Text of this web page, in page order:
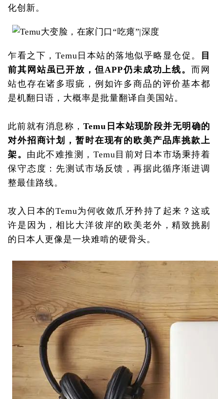
化创新。
乍看之下，Temu日本站的落地似乎略显仓促。
目
前其网站虽已开放，但APP仍未成功上线。而网
站也存在诸多瑕疵，例如许多商品的评价基本都
是机翻日语，大概率是批量翻译自美国站。
此前就有消息称，Temu日本站现阶段并无明确的
对外招商计划，暂时在现有的欧美产品库挑款上
架。 由此不难推测，Temu目前对日本市场秉持着
保守态度：先测试市场反馈，再据此循序渐进调
整最佳路线。
攻入日本的Temu为何收敛爪牙矜持了起来？这或
许是因为，相比大洋彼岸的欧美老外，精致挑剔
的日本人更像是一块难啃的硬骨头。